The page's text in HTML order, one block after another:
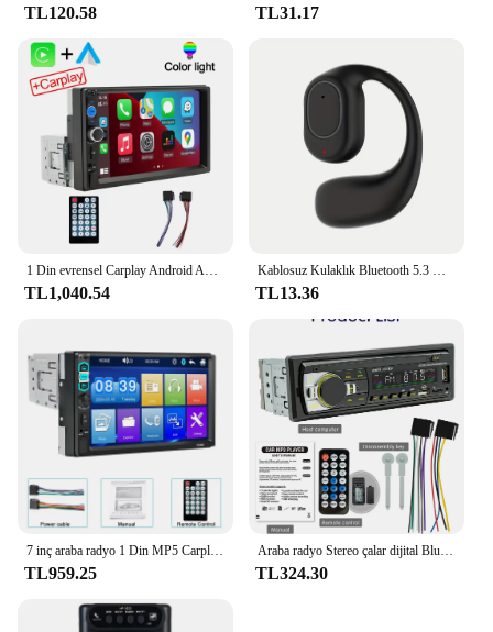
TL120.58 TL31.17
1 Din evrensel Carplay Android Auto Car radyo multimedya oynatıcı Stereo 1Din Autoradio MP5 DVD 7 inç HD dokunmatik Screenr USB TF
TL1,040.54
Kablosuz Kulaklık Bluetooth 5.3 Kulaklık Eller Serbest Gürültü Kontrolü Stereo Müzik Kulaklık Xiaomi iPhone Samsung için Mic Ile
TL13.36
7 inç araba radyo 1 Din MP5 Carplay Android oto HD Autoradio multimedya oynatıcı araba Stereo Bluetooth USB FM evrensel hiçbir 2Din
TL959.25
Araba radyo Stereo çalar dijital Bluetooth MP3 çalar JSD-530 520 60Wx4 FM ses Stereo müzik USB/SD Dash AUX girişi ile
TL324.30